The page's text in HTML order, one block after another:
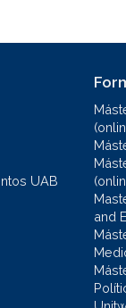
UAB
and